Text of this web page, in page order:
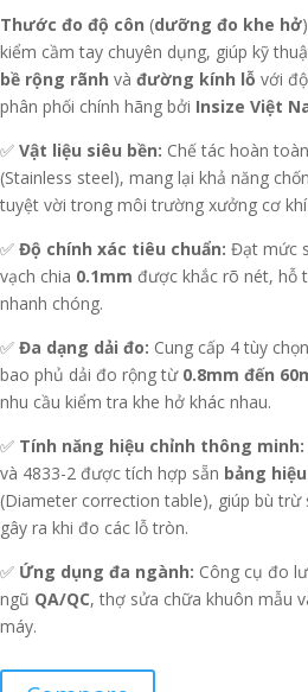
Thước đo độ côn (dưỡng đo khe hở)
kiểm cầm tay chuyên dụng, giúp kỹ
bề rộng rãnh và đường kính lỗ với
phân phối chính hãng bởi Insize Việt
✅ Vật liệu siêu bền: Chế tác hoàn
(Stainless steel), mang lại khả năng
tuyệt vời trong môi trường xưởng cơ khí
✅ Độ chính xác tiêu chuẩn: Đạt mức
vạch chia 0.1mm được khắc rõ nét, hỗ
nhanh chóng.
✅ Đa dạng dải đo: Cung cấp 4 tùy
bao phủ dải đo rộng từ 0.8mm đến
nhu cầu kiểm tra khe hở khác nhau.
✅ Tính năng hiệu chỉnh thông minh:
và 4833-2 được tích hợp sẵn bảng
(Diameter correction table), giúp bù
gây ra khi đo các lỗ tròn.
✅ Ứng dụng đa ngành: Công cụ đo
ngũ QA/QC, thợ sửa chữa khuôn mẫu
máy.